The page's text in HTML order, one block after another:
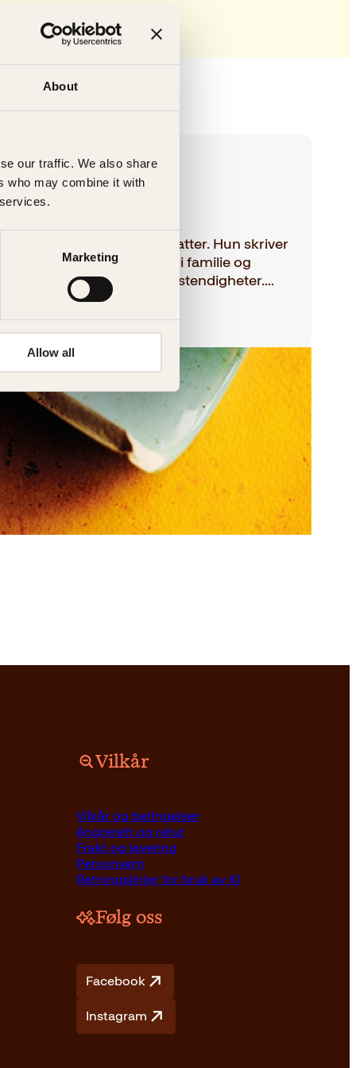
About
our traffic. We also share
who may combine it with
Marketing
Allow all
bestselgende britisk forfatter. Hun skriver
som utforsker kraften i familie og
de mest utfordrende omstendigheter.…
Vilkår
Vilkår og betingelser
Angrerett og retur
Frakt og levering
Personvern
Retningslinjer for bruk av KI
Følg oss
Facebook
Instagram